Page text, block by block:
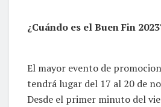
¿Cuándo es el Buen Fin
El mayor evento de
tendrá lugar del 17 al 20 de
Desde el primer minuto del